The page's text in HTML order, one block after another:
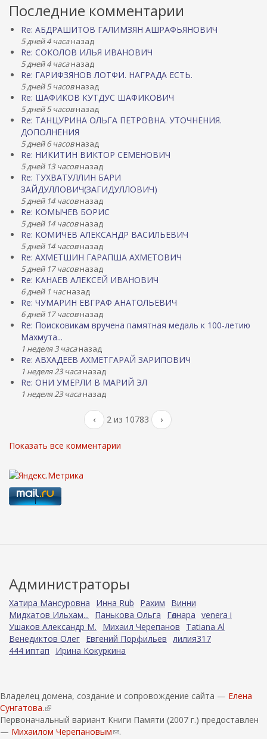
Последние комментарии
Re: АБДРАШИТОВ ГАЛИМЗЯН АШРАФЬЯНОВИЧ
5 дней 4 часаназад
Re: СОКОЛОВ ИЛЬЯ ИВАНОВИЧ
5 дней 4 часаназад
Re: ГАРИФЗЯНОВ ЛОТФИ. НАГРАДА ЕСТЬ.
5 дней 5 часовназад
Re: ШАФИКОВ КУТДУС ШАФИКОВИЧ
5 дней 5 часовназад
Re: ТАНЦУРИНА ОЛЬГА ПЕТРОВНА. УТОЧНЕНИЯ.
ДОПОЛНЕНИЯ
5 дней 6 часовназад
Re: НИКИТИН ВИКТОР СЕМЕНОВИЧ
5 дней 13 часовназад
Re: ТУХВАТУЛЛИН БАРИ
ЗАЙДУЛЛОВИЧ(ЗАГИДУЛЛОВИЧ)
5 дней 14 часовназад
Re: КОМЫЧЕВ БОРИС
5 дней 14 часовназад
Re: КОМИЧЕВ АЛЕКСАНДР ВАСИЛЬЕВИЧ
5 дней 14 часовназад
Re: АХМЕТШИН ГАРАПША АХМЕТОВИЧ
5 дней 17 часовназад
Re: КАНАЕВ АЛЕКСЕЙ ИВАНОВИЧ
6 дней 1 часназад
Re: ЧУМАРИН ЕВГРАФ АНАТОЛЬЕВИЧ
6 дней 17 часовназад
Re: Поисковикам вручена памятная медаль к 100-летию
Махмута...
1 неделя 3 часаназад
Re: АВХАДЕЕВ АХМЕТГАРАЙ ЗАРИПОВИЧ
1 неделя 23 часаназад
Re: ОНИ УМЕРЛИ В МАРИЙ ЭЛ
1 неделя 23 часаназад
‹ 2 из 10783 ›
Показать все комментарии
Администраторы
Хатира Мансуровна Инна Rub Рахим
Винни
Мидхатов Ильхам...
Панькова Ольга Гөлнара venera i
Ушаков Александр М.
Михаил Черепанов
Tatiana Al
Венедиктов Олег Евгений Порфильев лилия317
444 иптап
Ирина Кокуркина
Владелец домена, создание и сопровождение сайта — Елена
Сунгатова.(
в
н
Первоначальный вариант Книги Памяти (2007 г.) предоставлен
— Михаилом Черепановым( .